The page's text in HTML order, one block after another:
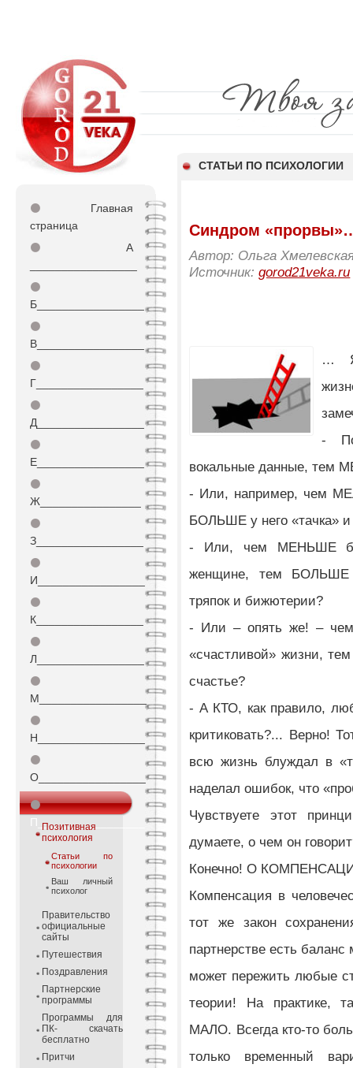
СТАТЬИ ПО ПСИХОЛОГИИ
⚫
Главная
страница
⚫
А
⚫
Б_________________
⚫
В_________________
⚫
Г_________________
⚫
Д_________________
⚫
Е_________________
⚫
Ж________________
⚫
З_________________
⚫
И_________________
⚫
К_________________
⚫
Л_________________
⚫
М_________________
⚫
Н_________________
⚫
О_________________
⚫
П_________________
Позитивная
психология
Статьи по
психологии
Ваш личный
психолог
Правительство
официальные
сайты
Путешествия
Поздравления
Партнерские
программы
Программы для
ПК- скачать
бесплатно
Притчи
Синдром
Автор: Ольга
Источник:gorod21veka.ru
… Я
-
вокальные данные, тем
- Или, например, чем
БОЛЬШЕ у него «тачка»
- Или, чем МЕНЬШЕ
женщине, тем БОЛЬШЕ
тряпок и бижютерии?
- Или – опять же! –
«счастливой» жизни,
счастье?
- А КТО, как правило,
критиковать?... Верно!
всю жизнь блуждал в
наделал ошибок, что
Чувствуете этот
думаете, о чем он
Конечно! О
Компенсация в
тот же закон
партнерстве есть
может пережить любые
теории! На практике,
МАЛО. Всегда кто-то
только временный